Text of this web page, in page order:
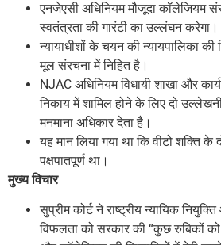
एनजेएसी अधिनियम मौजूदा कॉलेजियम
स्वतंत्रता की गारंटी का उल्लंघन करेगा।
न्यायाधीशों के चयन की न्यायपालिका की
मूल संरचना में निहित है।
NJAC अधिनियम विधायी शाखा और
निकाय में शामिल होने के लिए दो
मनमाना अधिकार देता है।
यह मान लिया गया था कि वीटो शक्ति
पक्षपातपूर्ण था।
मुख्य विचार
सुप्रीम कोर्ट ने राष्ट्रीय न्यायिक
विफलता को सरकार की “कुछ रुबिकों